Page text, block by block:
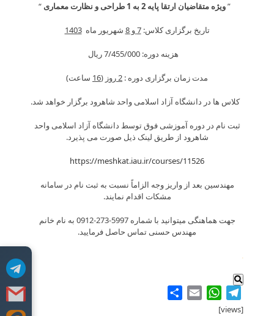
”ویژه متقاضیان ارتقا پایه 2 به 1 طراحی و نظارت معماری “
تاریخ برگزاری کلاس:7 و 8 شهریور ماه1403
هزینه دوره: 7/455/000 ريال
مدت زمان برگزاری دوره : 2روز (16 ساعت)
کلاس ها در دانشگاه آزاد اسلامی واحد شاهرود برگزار خواهد شد.
ثبت نام در دوره آموزشی فوق توسط دانشگاه آزاد اسلامی واحد
شاهرود از طریق لینک ذیل صورت می پذیرد.
https://meshkat.iau.ir/courses/11526
مهندسین بعد از واریز وجه الزاماً نسبت به ثبت نام در سامانه
مشکات اقدام نمایند.
جهت هماهنگی میتوانید با شماره 5997-273-0912 به نام خانم
مهندس حسنی تماس حاصل فرمایید.
.
Telegram
WhatsApp
Email
[views]